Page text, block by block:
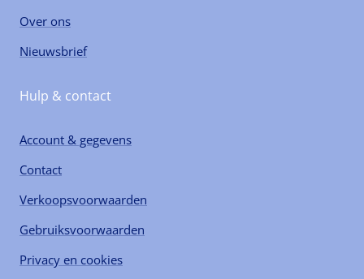
Over ons
Nieuwsbrief
Hulp & contact
Account & gegevens
Contact
Verkoopsvoorwaarden
Gebruiksvoorwaarden
Privacy en cookies